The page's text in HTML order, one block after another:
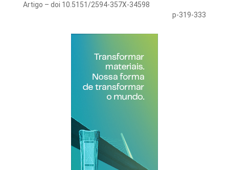
Artigo – doi 10.5151/2594-357X-34598
p-319-333